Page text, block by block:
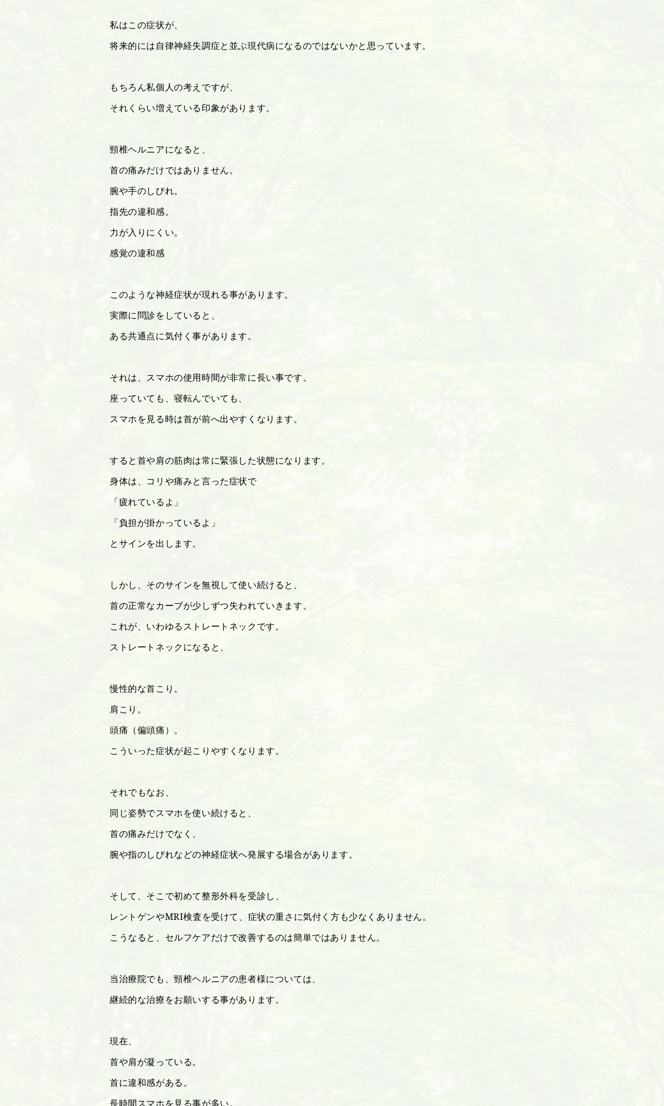
私はこの症状が、
将来的には自律神経失調症と並ぶ現代病になるのではないかと思っています。
もちろん私個人の考えですが、
それくらい増えている印象があります。
頸椎ヘルニアになると、
首の痛みだけではありません。
腕や手のしびれ。
指先の違和感。
力が入りにくい。
感覚の違和感
このような神経症状が現れる事があります。
実際に問診をしていると、
ある共通点に気付く事があります。
それは、スマホの使用時間が非常に長い事です。
座っていても、寝転んでいても、
スマホを見る時は首が前へ出やすくなります。
すると首や肩の筋肉は常に緊張した状態になります。
身体は、コリや痛みと言った症状で
「疲れているよ」
「負担が掛かっているよ」
とサインを出します。
しかし、そのサインを無視して使い続けると、
首の正常なカーブが少しずつ失われていきます。
これが、いわゆるストレートネックです。
ストレートネックになると、
慢性的な首こり。
肩こり。
頭痛（偏頭痛）。
こういった症状が起こりやすくなります。
それでもなお、
同じ姿勢でスマホを使い続けると、
首の痛みだけでなく、
腕や指のしびれなどの神経症状へ発展する場合があります。
そして、そこで初めて整形外科を受診し、
レントゲンやMRI検査を受けて、症状の重さに気付く方も少なくありません。
こうなると、セルフケアだけで改善するのは簡単ではありません。
当治療院でも、頸椎ヘルニアの患者様については、
継続的な治療をお願いする事があります。
現在、
首や肩が凝っている。
首に違和感がある。
長時間スマホを見る事が多い。